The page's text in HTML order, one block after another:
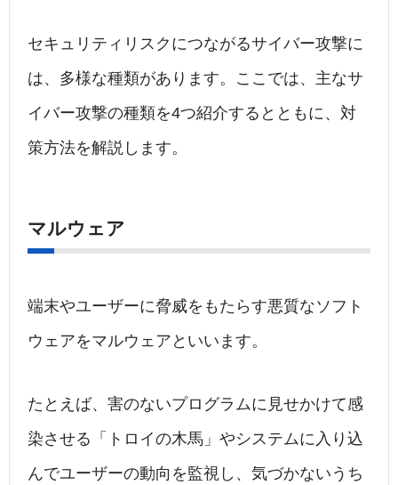
セキュリティリスクにつながるサイバー攻撃に
は、多様な種類があります。ここでは、主なサ
イバー攻撃の種類を4つ紹介するとともに、対
策方法を解説します。
マルウェア
端末やユーザーに脅威をもたらす悪質なソフト
ウェアをマルウェアといいます。
たとえば、害のないプログラムに見せかけて感
染させる「トロイの木馬」やシステムに入り込
んでユーザーの動向を監視し、気づかないうち